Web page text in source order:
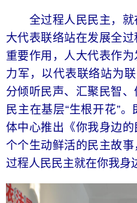
全过程人民民主，就
大代表联络站在发展全
重要作用，人大代表作
力军，以代表联络站为
分倾听民声、汇聚民智
民主在基层“生根开花”
体中心推出《你我身边
个个生动鲜活的民主故
过程人民民主就在你我身